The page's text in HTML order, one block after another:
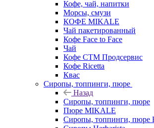
Кофе, чай, напитки
Морсы, смузи
КОФЕ MIKALE
Чай пакетированный
Кофе Face to Face
Чай
Кофе СТМ Продсервис
Кофе Ricetta
Квас
Сиропы, топпинги, пюре
Назад
Сиропы, топпинги, пюре
Пюре MIKALE
Сиропы, топпинги, пюре